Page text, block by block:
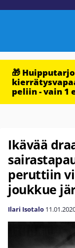
🎁
peliin - vain 1
Ikävää
peruttiin
joukkue
Ilari Isotalo